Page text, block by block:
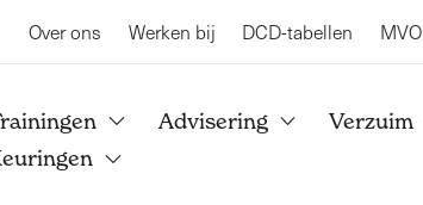
Over ons Werken bij DCD-tabellen MVO
Advisering
Verzuim